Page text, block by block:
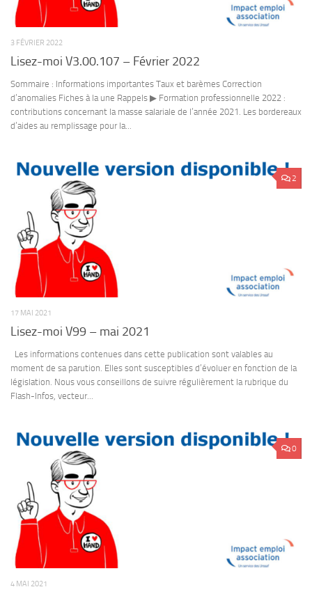
3 FÉVRIER 2022
Lisez-moi V3.00.107 – Février 2022
Sommaire : Informations importantes Taux et barèmes Correction
d’anomalies Fiches à la une Rappels ▶ Formation professionnelle 2022 :
contributions concernant la masse salariale de l’année 2021. Les bordereaux
d’aides au remplissage pour la...
2
17 MAI 2021
Lisez-moi V99 – mai 2021
Les informations contenues dans cette publication sont valables au
moment de sa parution. Elles sont susceptibles d’évoluer en fonction de la
législation. Nous vous conseillons de suivre régulièrement la rubrique du
Flash-Infos, vecteur...
0
4 MAI 2021